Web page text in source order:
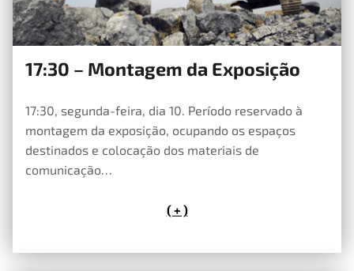
17:30 – Montagem da Exposição
17:30, segunda-feira, dia 10. Período reservado à
montagem da exposição, ocupando os espaços
destinados e colocação dos materiais de
comunicação…
( + )